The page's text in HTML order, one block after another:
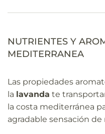
NUTRIENTES Y
MEDITERRANEA
Las propiedades
la lavanda te
la costa mediterránea
agradable sensación de